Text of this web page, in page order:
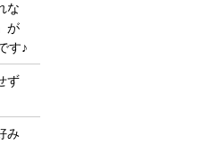
な
が
す♪
ず
み